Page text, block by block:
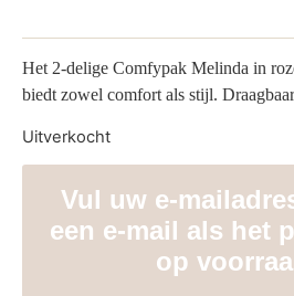
Het 2-delige Comfypak Melinda in
biedt zowel comfort als stijl.
Uitverkocht
Vul uw e-
een e-mail als het
op